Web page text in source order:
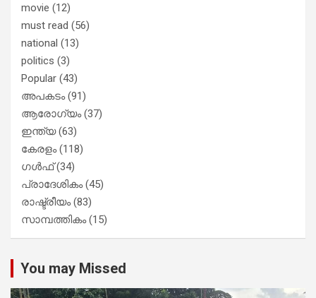
movie (12)
must read (56)
national (13)
politics (3)
Popular (43)
അപകടം(91)
ആരോഗ്യം(37)
ഇന്ത്യ(63)
കേരളം(118)
ഗൾഫ്(34)
പ്രാദേശികം(45)
രാഷ്ട്രീയം(83)
സാമ്പത്തികം(15)
You may Missed